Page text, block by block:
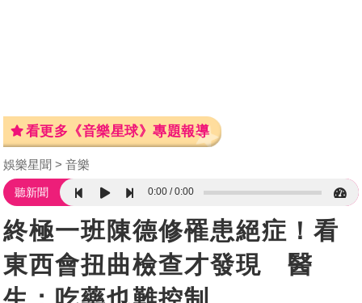
看更多《音樂星球》專題報導
娛樂星聞 音樂
聽新聞 0:00 0:00
終極一班陳德修罹患絕症！看
東西會扭曲檢查才發現 醫